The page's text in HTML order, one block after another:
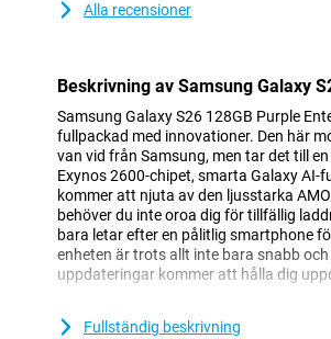
Alla recensioner
Beskrivning av Samsung Galaxy
Samsung Galaxy S26 128GB Purple
fullpackad med innovationer. Den här
van vid från Samsung, men tar det till
Exynos 2600-chipet, smarta Galaxy
kommer att njuta av den ljusstarka
behöver du inte oroa dig för tillfällig
bara letar efter en pålitlig smartphone
enheten är trots allt inte bara snabb
uppdateringar kommer att hålla dig
Enterprise Edition
Fullständig beskrivning